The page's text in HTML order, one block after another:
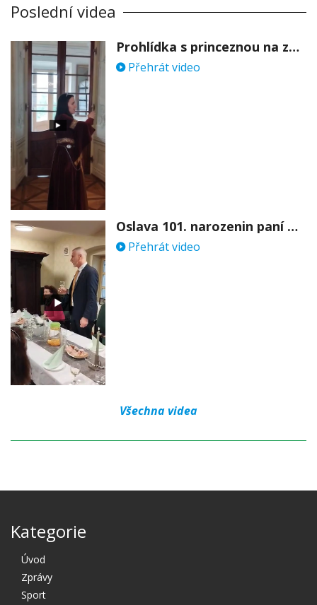
Poslední videa
Prohlídka s princeznou na zámku Stekník
Přehrát video
Oslava 101. narozenin paní Věry Skořepové
Přehrát video
Všechna videa
Kategorie
Úvod
Zprávy
Sport